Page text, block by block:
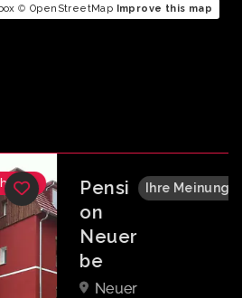
© OpenStreetMap Improve this map
Pensi
on
Neuer
be
Neuer
Ihre Meinung?